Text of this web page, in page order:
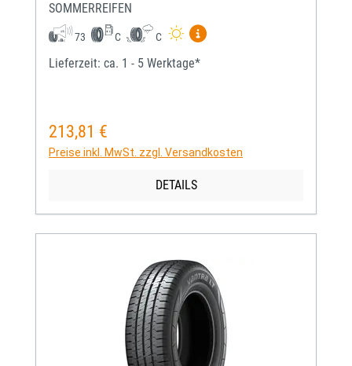
SOMMERREIFEN
73 C C
Mehr Informationen zum
Lieferzeit: ca. 1 - 5 Werktage*
Regulärer Preis:
213,81 €
Preise inkl. MwSt. zzgl. Versandkosten
DETAILS